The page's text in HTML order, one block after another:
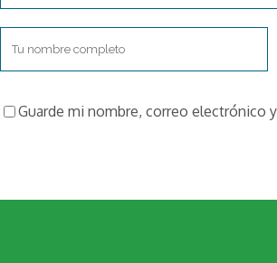
Guarde mi nombre, correo electrónico